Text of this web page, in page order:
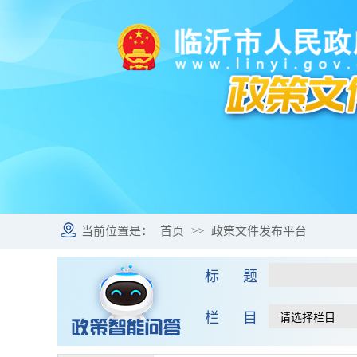
当前位置是： 首页 >> 政策文件发布平台
标 题
栏 目